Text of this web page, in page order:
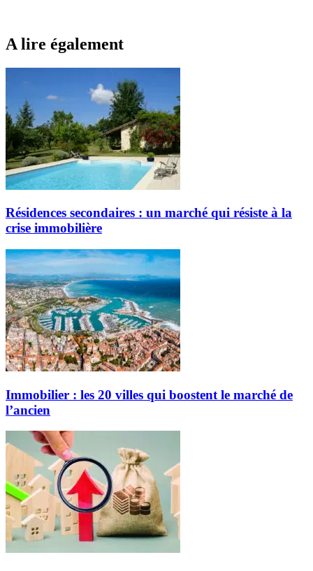
A lire également
Résidences secondaires : un marché qui résiste à la
crise immobilière
Immobilier : les 20 villes qui boostent le marché de
l’ancien